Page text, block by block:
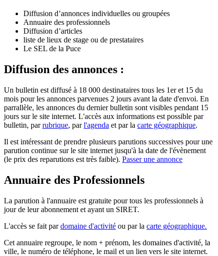
Diffusion d’annonces individuelles ou groupées
Annuaire des professionnels
Diffusion d’articles
liste de lieux de stage ou de prestataires
Le SEL de la Puce
Diffusion des annonces :
Un bulletin est diffusé à 18 000 destinataires tous les 1er et 15 du
mois pour les annonces parvenues 2 jours avant la date d'envoi. En
parrallèle, les annonces du dernier bulletin sont visibles pendant 15
jours sur le site internet. L'accès aux informations est possible par
bulletin, parrubrique, parl'agenda et par la carte géographique.
Il est intéressant de prendre plusieurs parutions successives pour une
parution continue sur le site internet jusqu'à la date de l'évènement
(le prix des reparutions est très faible). Passer une annonce
Annuaire des Professionnels
La parution à l'annuaire est gratuite pour tous les professionnels à
jour de leur abonnement et ayant un SIRET.
L'accès se fait pardomaine d'activité ou par la carte géographique.
Cet annuaire regroupe, le nom + prénom, les domaines d'activité, la
ville, le numéro de téléphone, le mail et un lien vers le site internet.